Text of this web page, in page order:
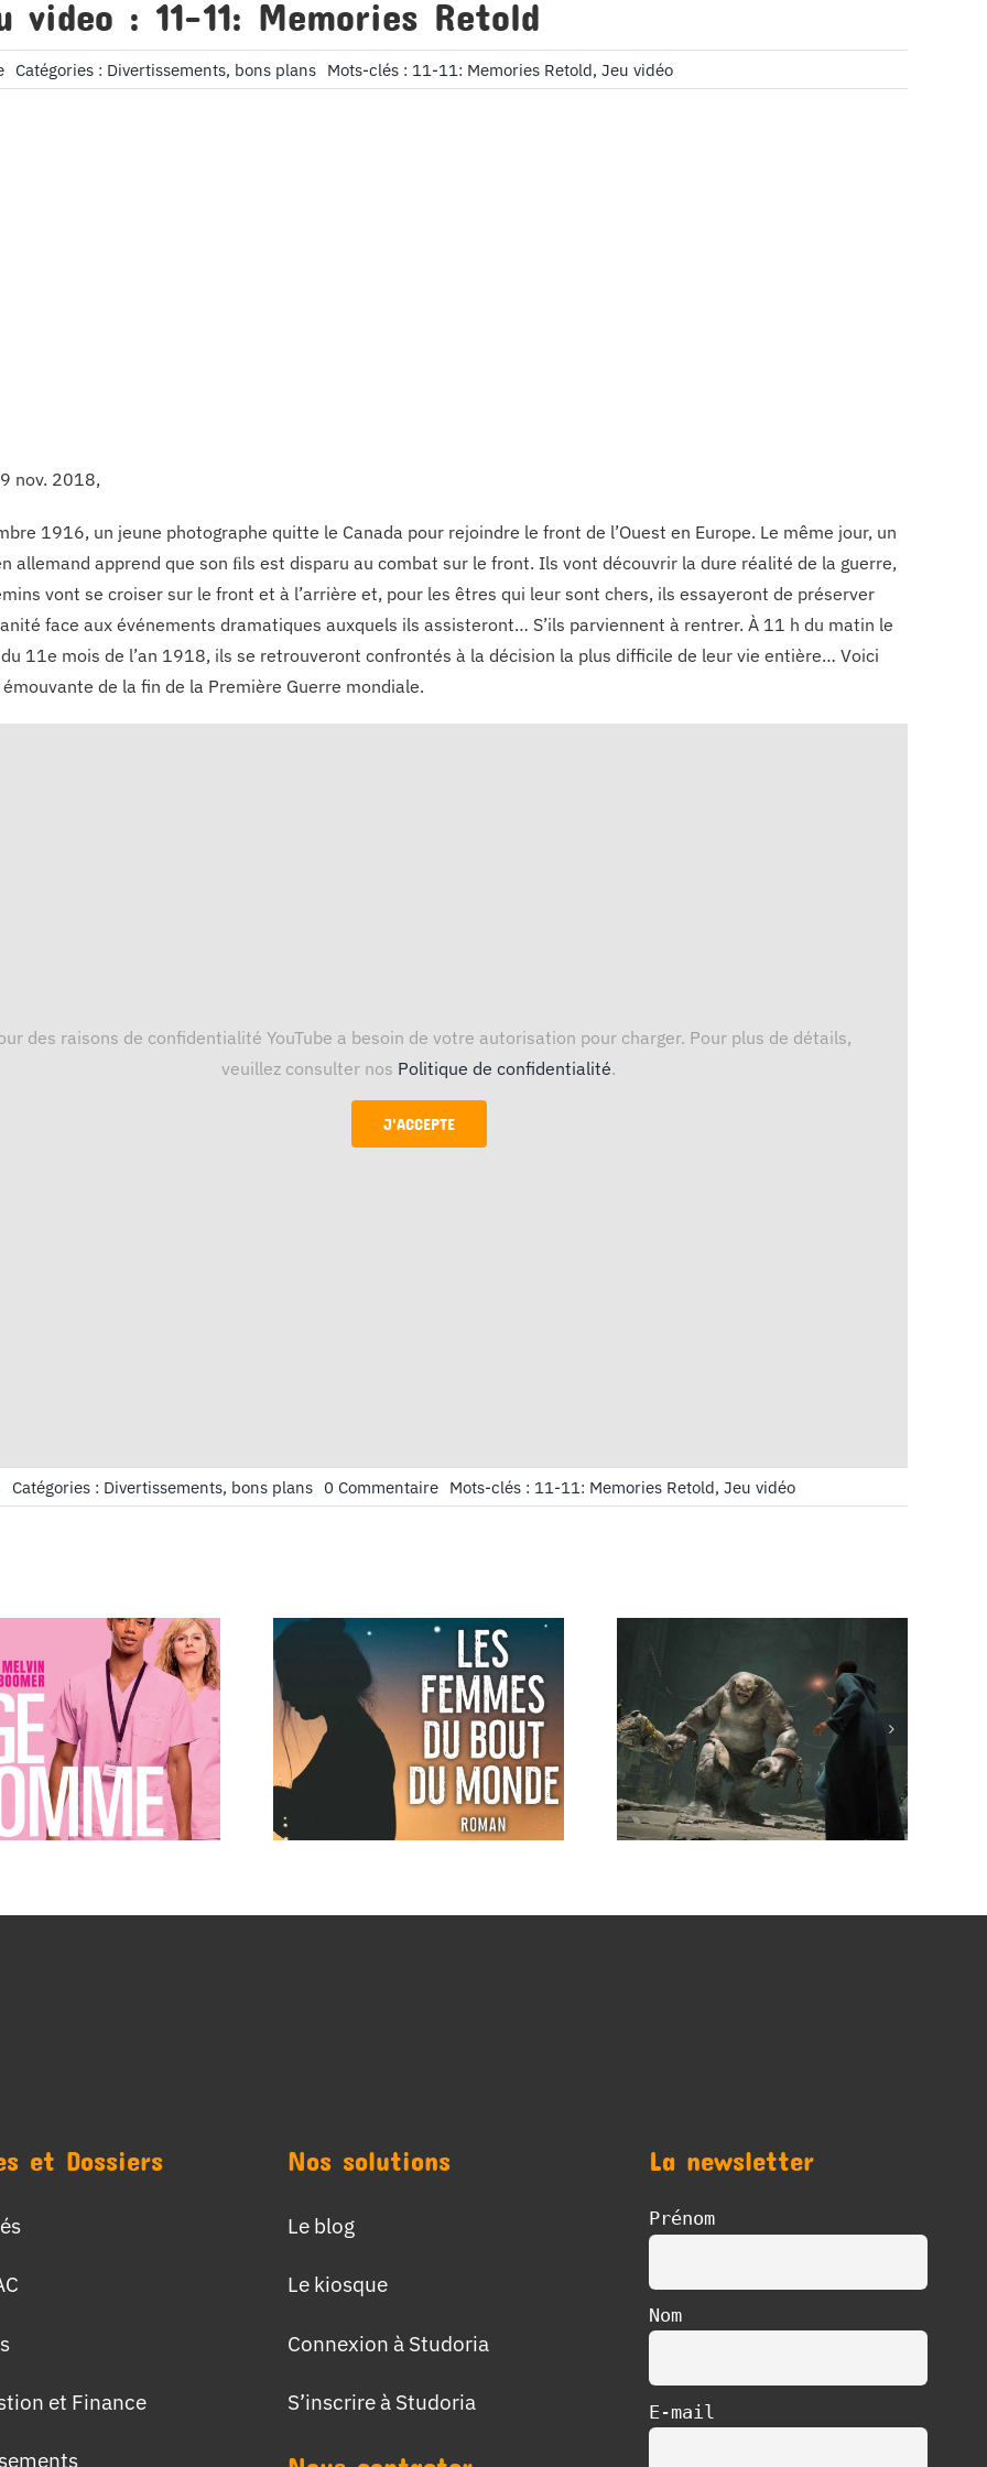
video : 11-11: Memories Retold
Catégories : Divertissements, bons plans Mots-clés : 11-11: Memories Retold, Jeu vidéo
nov. 2018,
1916, un jeune photographe quitte le Canada pour rejoindre le front de l’Ouest en Europe. Le même jour, un
allemand apprend que son ﬁls est disparu au combat sur le front. Ils vont découvrir la dure réalité de la guerre,
vont se croiser sur le front et à l’arrière et, pour les êtres qui leur sont chers, ils essayeront de préserver
face aux événements dramatiques auxquels ils assisteront… S’ils parviennent à rentrer. À 11 h du matin le
11e mois de l’an 1918, ils se retrouveront confrontés à la décision la plus difficile de leur vie entière… Voici
émouvante de la fin de la Première Guerre mondiale.
des raisons de confidentialité YouTube a besoin de votre autorisation pour charger. Pour plus de détails,
veuillez consulter nos Politique de confidentialité.
J'ACCEPTE
Catégories : Divertissements, bons plans 0 Commentaireon
Jeu
Retold
Mots-clés : 11-11: Memories Retold, Jeu vidéo
Cinéma : Sage-
Homme
Livre à Lire : Les
Femmes du bout du
monde
Jeu video : Hogwarts
Poudlard
et Dossiers
et Finance
Nos solutions
Le blog
Le kiosque
Connexion à Studoria
S’inscrire à Studoria
La newsletter
Prénom
Nom
E-mail